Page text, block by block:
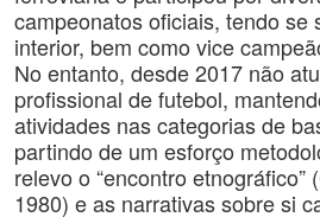
campeonatos oficiais, tendo se
interior, bem como vice
No entanto, desde 2017 não
profissional de futebol,
atividades nas categorias de
partindo de um esforço
relevo o “encontro etnográfico”
1980) e as narrativas sobre si